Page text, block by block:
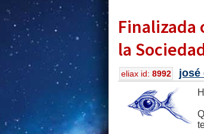
Finalizada
la
eliax id: 8992 josé